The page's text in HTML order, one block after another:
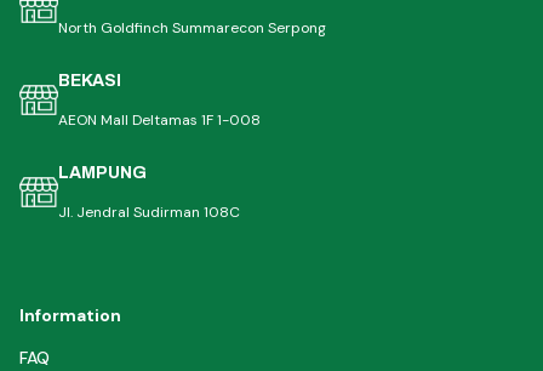
North Goldfinch Summarecon Serpong
BEKASI
AEON Mall Deltamas 1F 1-008
LAMPUNG
Jl. Jendral Sudirman 108C
Information
FAQ